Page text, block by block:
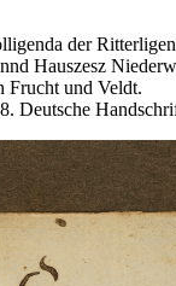
der
Hauszesz
Frucht und Veldt.
Deutsche